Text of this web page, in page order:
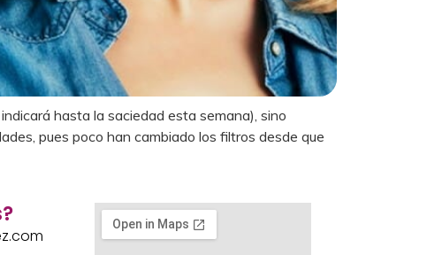
hasta la saciedad esta semana), sino
pues poco han cambiado los filtros desde que